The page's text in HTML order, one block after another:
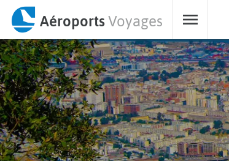
AéroportsVoyages